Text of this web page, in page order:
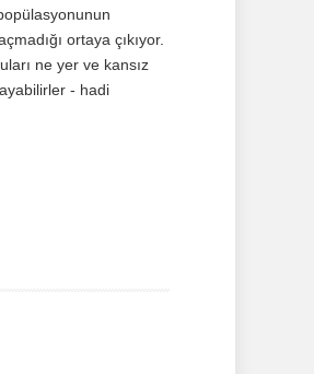
ortaya çıkıyor.
ne yer ve kansız
- hadi